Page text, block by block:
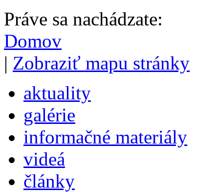
Práve sa nachádzate:
Domov
| Zobraziť mapu stránky
aktuality
galérie
informačné materiály
videá
články